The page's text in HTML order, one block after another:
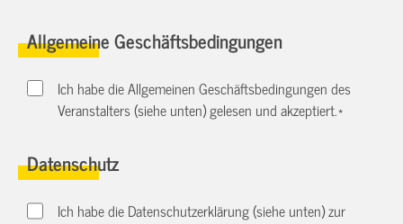
Allgemeine Geschäftsbedingungen
Ich habe die Allgemeinen Geschäftsbedingungen des
Veranstalters (siehe unten) gelesen und akzeptiert.*
Datenschutz
Ich habe die Datenschutzerklärung (siehe unten) zur